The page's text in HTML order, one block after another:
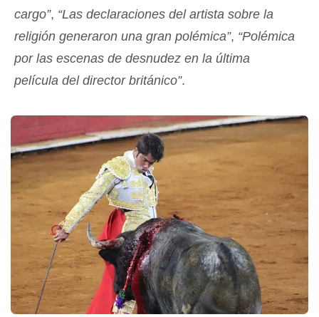
cargo”, “Las declaraciones del artista sobre la
religión generaron una gran polémica”, “Polémica
por las escenas de desnudez en la última
película del director británico”.